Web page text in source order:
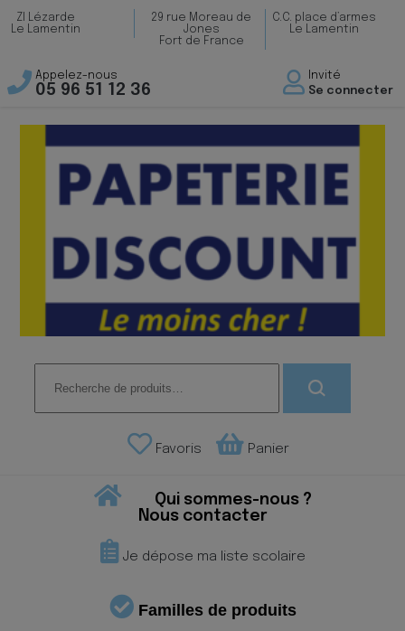
ZI Lézarde
Le Lamentin
29 rue Moreau de
Jones
Fort de France
C.C. place d’armes
Le Lamentin
Appelez-nous
05 96 51 12 36
Invité
Se connecter
pour :
Favoris Panier
Qui sommes-nous ?
Nous contacter
Je dépose ma liste scolaire
Familles de produits